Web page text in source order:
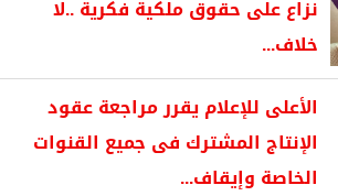
نزاع على حقوق ملكية فكرية ..لا
خلاف...
الأعلى للإعلام يقرر مراجعة عقود
الإنتاج المشترك فى جميع القنوات
الخاصة وإيقاف...